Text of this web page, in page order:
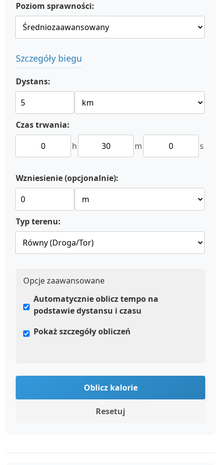
Poziom sprawności:
Szczegóły biegu
Dystans:
Czas trwania:
h
m s
Wzniesienie (opcjonalnie):
Typ terenu:
Opcje zaawansowane
Automatycznie oblicz tempo na
podstawie dystansu i czasu
Pokaż szczegóły obliczeń
Oblicz kalorie
Resetuj